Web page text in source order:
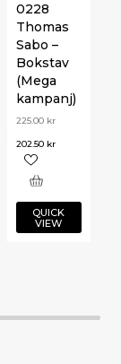
0228
Thomas
Sabo –
Bokstav
(Mega
kampanj)
225.00 kr
202.50 kr
QUICK
VIEW